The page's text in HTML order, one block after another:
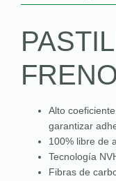
Alto
garantizar
100% libre de
Tecnología
Fibras de